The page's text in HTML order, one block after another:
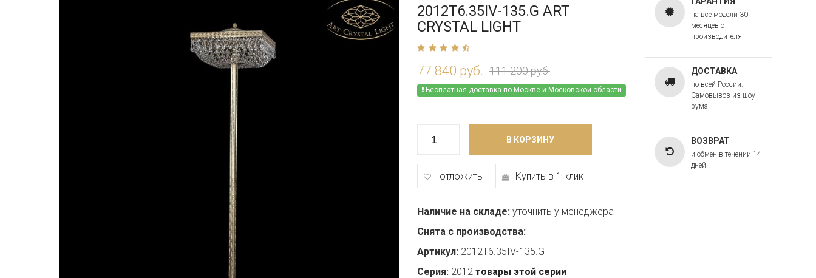
2012T6.35IV-135.G ART
CRYSTAL LIGHT
77 840 руб. 111 200 руб.
Бесплатная доставка по Москве и Московской области
В КОРЗИНУ
отложить Купить в 1 клик
Наличие на складе: уточнить у менеджера
Снята с производства:
Артикул: 2012T6.35IV-135.G
Серия: 2012 товары этой серии
на все модели 30
месяцев от
производителя
ДОСТАВКА
по всей России.
Самовывоз из шоу-
рума
ВОЗВРАТ
и обмен в течении 14
дней